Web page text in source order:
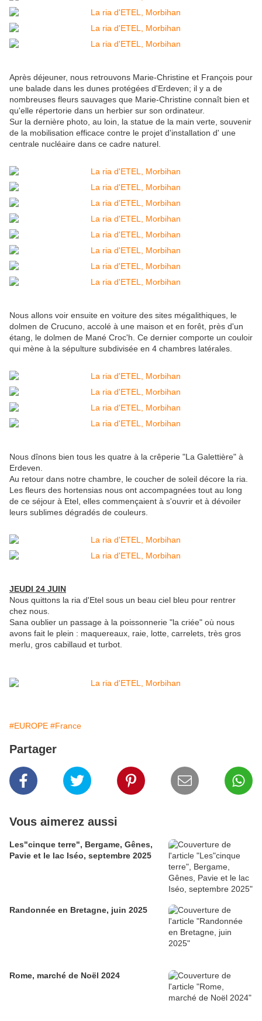
Après déjeuner, nous retrouvons Marie-Christine et François pour
une balade dans les dunes protégées d'Erdeven; il y a de
nombreuses fleurs sauvages que Marie-Christine connaît bien et
qu'elle répertorie dans un herbier sur son ordinateur.
Sur la dernière photo, au loin, la statue de la main verte, souvenir
de la mobilisation efficace contre le projet d'installation d' une
centrale nucléaire dans ce cadre naturel.
Nous allons voir ensuite en voiture des sites mégalithiques, le
dolmen de Crucuno, accolé à une maison et en forêt, près d'un
étang, le dolmen de Mané Croc'h. Ce dernier comporte un couloir
qui mène à la sépulture subdivisée en 4 chambres latérales.
Nous dînons bien tous les quatre à la crêperie "La Galettière" à
Erdeven.
Au retour dans notre chambre, le coucher de soleil décore la ria.
Les fleurs des hortensias nous ont accompagnées tout au long
de ce séjour à Etel, elles commençaient à s'ouvrir et à dévoiler
leurs sublimes dégradés de couleurs.
JEUDI 24 JUIN
Nous quittons la ria d'Etel sous un beau ciel bleu pour rentrer
chez nous.
Sana oublier un passage à la poissonnerie "la criée" où nous
avons fait le plein : maquereaux, raie, lotte, carrelets, très gros
merlu, gros cabillaud et turbot.
#EUROPE #France
Partager
Vous aimerez aussi
Les"cinque terre", Bergame, Gênes,
Pavie et le lac Iséo, septembre 2025
Randonnée en Bretagne, juin 2025
Rome, marché de Noël 2024